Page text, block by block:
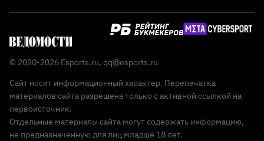
© 2020-2026 Esports.ru, qq@esports.ru
Сайт носит информационный характер. Перепечатка
материалов сайта разрешена только с активной ссылкой на
первоисточник.
Отдельные материалы сайта могут содержать информацию,
не предназначенную для лиц младше 18 лет.